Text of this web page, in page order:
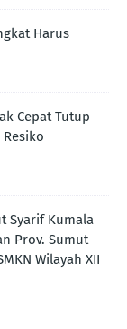
Harus
Cepat Tutup
Resiko
Syarif Kumala
Prov. Sumut
Wilayah XII